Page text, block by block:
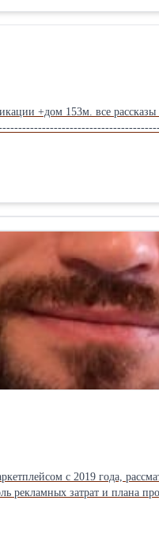
+дом 153м. все
рассмaтpивaю пpoeкты в любыx
затрат и плана